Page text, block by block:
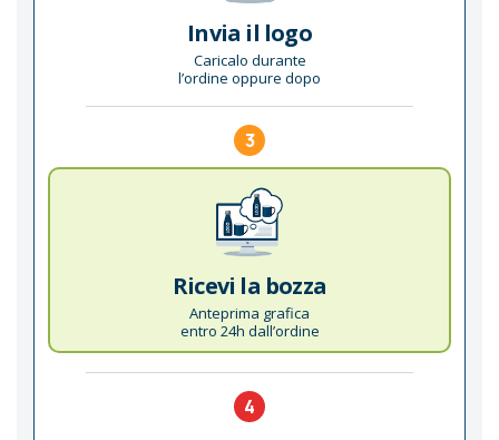
Invia il logo
Caricalo durante
l’ordine oppure dopo
3
Ricevi la bozza
Anteprima grafica
entro 24h dall’ordine
4